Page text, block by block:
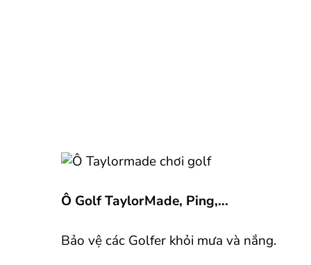
Ô Golf TaylorMade, Ping,...
Bảo vệ các Golfer khỏi mưa và nắng.